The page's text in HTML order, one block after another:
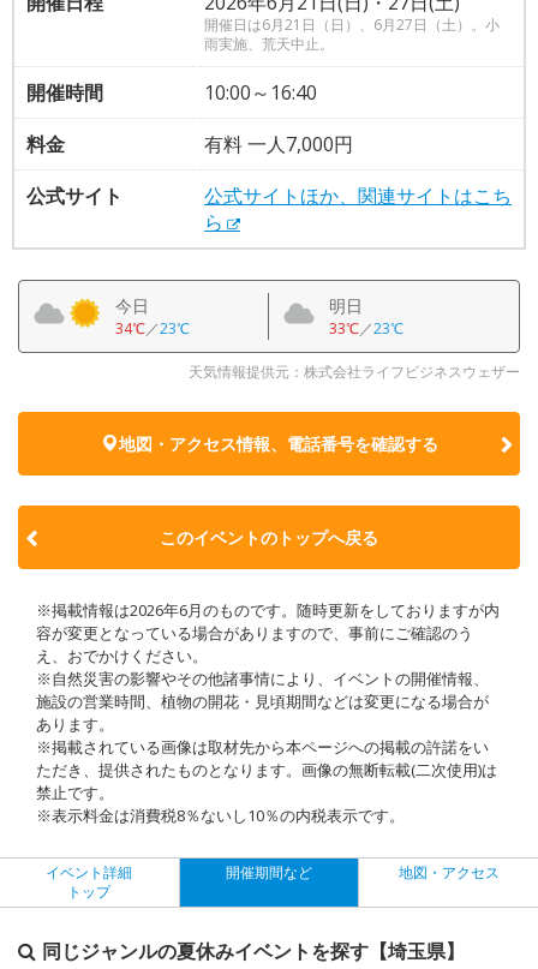
開催日は6月21日（日）、6月27日（土）。小
雨実施、荒天中止。
開催時間
10:00～16:40
料金
有料 一人7,000円
公式サイト
公式サイトほか、関連サイトはこち
ら
今日
34℃／23℃
明日
33℃／23℃
天気情報提供元：株式会社ライフビジネスウェザー
地図・アクセス情報、電話番号を確認する
このイベントのトップへ戻る
※掲載情報は2026年6月のものです。随時更新をしておりますが内
容が変更となっている場合がありますので、事前にご確認のう
え、おでかけください。
※自然災害の影響やその他諸事情により、イベントの開催情報、
施設の営業時間、植物の開花・見頃期間などは変更になる場合が
あります。
※掲載されている画像は取材先から本ページへの掲載の許諾をい
ただき、提供されたものとなります。画像の無断転載(二次使用)は
禁止です。
※表示料金は消費税8％ないし10％の内税表示です。
イベント詳細
トップ
開催期間など 地図・アクセス
同じジャンルの夏休みイベントを探す【埼玉県】